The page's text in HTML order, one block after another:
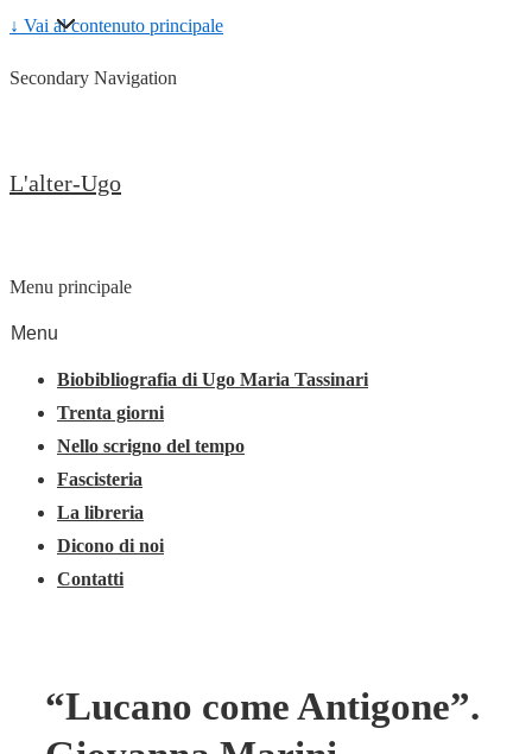
↓ Vai al contenuto principale
Secondary Navigation
L'alter-Ugo
Menu principale
Menu
Biobibliografia di Ugo Maria Tassinari
Trenta giorni
Nello scrigno del tempo
Fascisteria
La libreria
Dicono di noi
Contatti
“Lucano come Antigone”.